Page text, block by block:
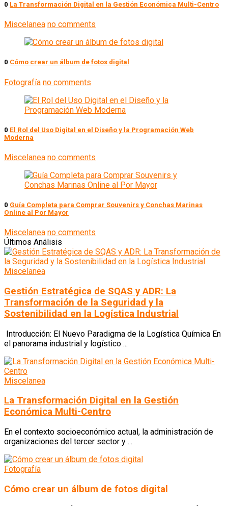
0 La Transformación Digital en la Gestión Económica Multi-Centro
Miscelanea no comments
0 Cómo crear un álbum de fotos digital
Fotografía no comments
0 El Rol del Uso Digital en el Diseño y la Programación Web
Moderna
Miscelanea no comments
0 Guía Completa para Comprar Souvenirs y Conchas Marinas
Online al Por Mayor
Miscelanea no comments
Últimos Análisis
Miscelanea
Gestión Estratégica de SQAS y ADR: La
Transformación de la Seguridad y la
Sostenibilidad en la Logística Industrial
Introducción: El Nuevo Paradigma de la Logística Química En
el panorama industrial y logístico ...
Miscelanea
La Transformación Digital en la Gestión
Económica Multi-Centro
En el contexto socioeconómico actual, la administración de
organizaciones del tercer sector y ...
Fotografía
Cómo crear un álbum de fotos digital